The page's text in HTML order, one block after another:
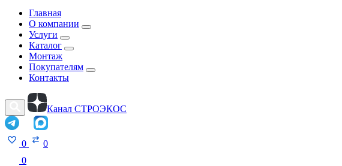
Главная
О компании
Услуги
Каталог
Монтаж
Покупателям
Контакты
Канал СТРОЭКОС
0
0
0